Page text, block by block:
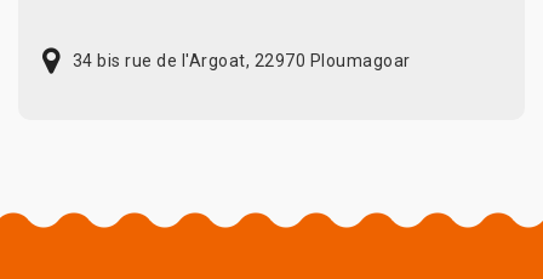
34 bis rue de l'Argoat, 22970 Ploumagoar